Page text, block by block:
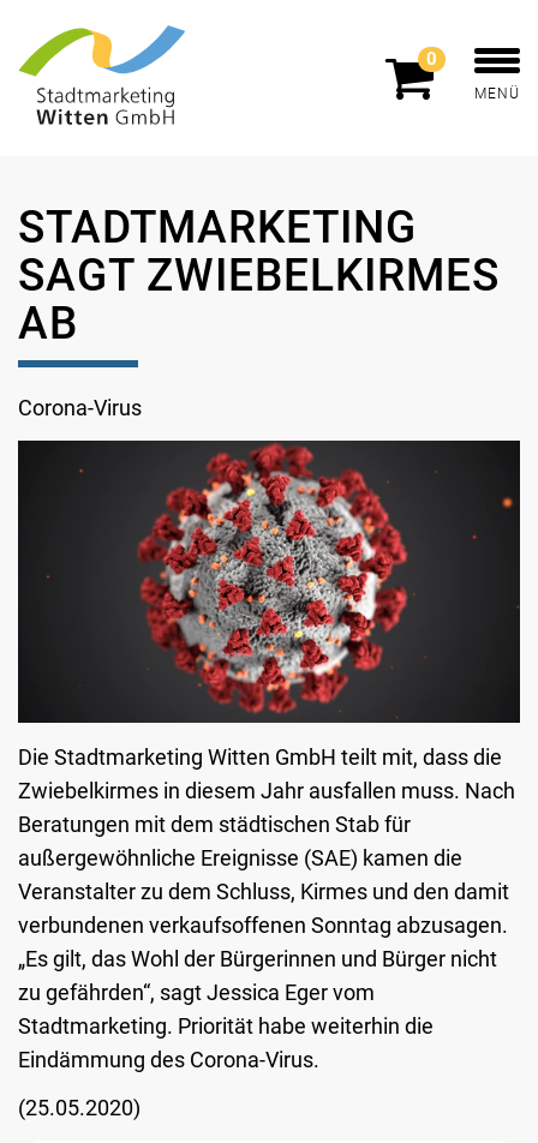
0
MENÜ
STADTMARKETING
SAGT ZWIEBELKIRMES
AB
Corona-Virus
Die Stadtmarketing Witten GmbH teilt mit, dass die
Zwiebelkirmes in diesem Jahr ausfallen muss. Nach
Beratungen mit dem städtischen Stab für
außergewöhnliche Ereignisse (SAE) kamen die
Veranstalter zu dem Schluss, Kirmes und den damit
verbundenen verkaufsoffenen Sonntag abzusagen.
„Es gilt, das Wohl der Bürgerinnen und Bürger nicht
zu gefährden“, sagt Jessica Eger vom
Stadtmarketing. Priorität habe weiterhin die
Eindämmung des Corona-Virus.
(25.05.2020)